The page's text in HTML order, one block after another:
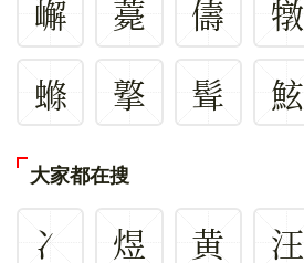
嶰 薧 儔 犜
螩
撉 髶 鮌
大家都在搜
冫 煜 黄 汪